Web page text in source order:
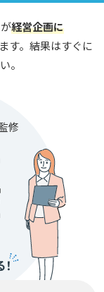
経営企画に
す。結果はすぐに
。
修